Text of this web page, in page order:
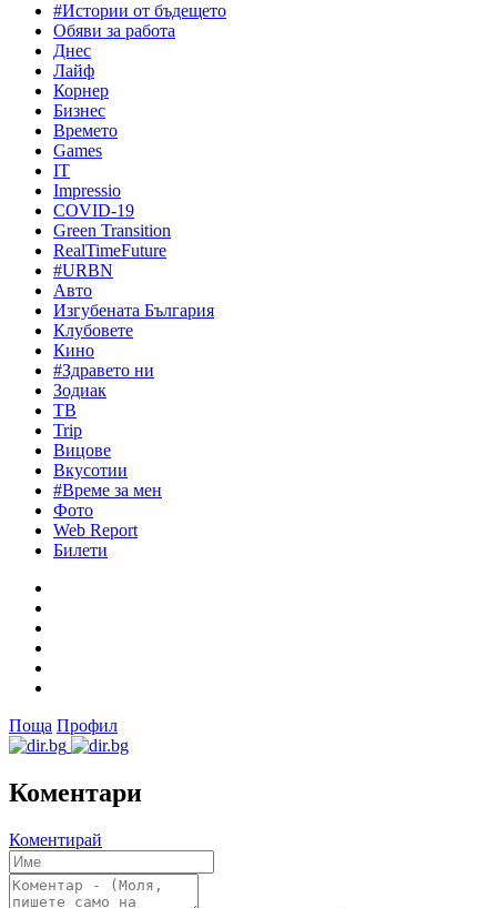
#Истории от бъдещето
Обяви за работа
Днес
Лайф
Корнер
Бизнес
Времето
Games
IT
Impressio
COVID-19
Green Transition
RealTimeFuture
#URBN
Авто
Изгубената България
Клубовете
Кино
#Здравето ни
Зодиак
ТВ
Trip
Вицове
Вкусотии
#Време за мен
Фото
Web Report
Билети
Поща Профил
Коментари
Коментирай